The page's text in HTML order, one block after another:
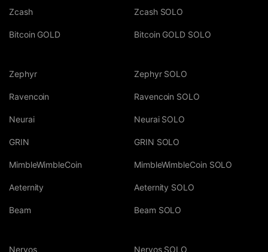
Zcash
Bitcoin GOLD
Zcash SOLO
Bitcoin GOLD SOLO
Zephyr
Ravencoin
Neurai
GRIN
MimbleWimbleCoin
Aeternity
Beam
Zephyr SOLO
Ravencoin SOLO
Neurai SOLO
GRIN SOLO
MimbleWimbleCoin SOLO
Aeternity SOLO
Beam SOLO
Nervos Nervos SOLO